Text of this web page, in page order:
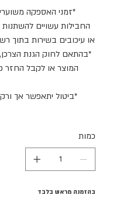
*זמני האספקה
החבילות עשויים
או עיכובים בשירות בתוך
*בהתאם לחוק הגנת
*ביטול יתאפשר אך
כמות
בהזמנה מראש בלבד